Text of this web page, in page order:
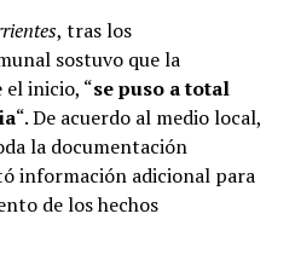
, tras los
sostuvo que la
el inicio, “se puso a total
“. De acuerdo al medio local,
la documentación
información adicional para
de los hechos